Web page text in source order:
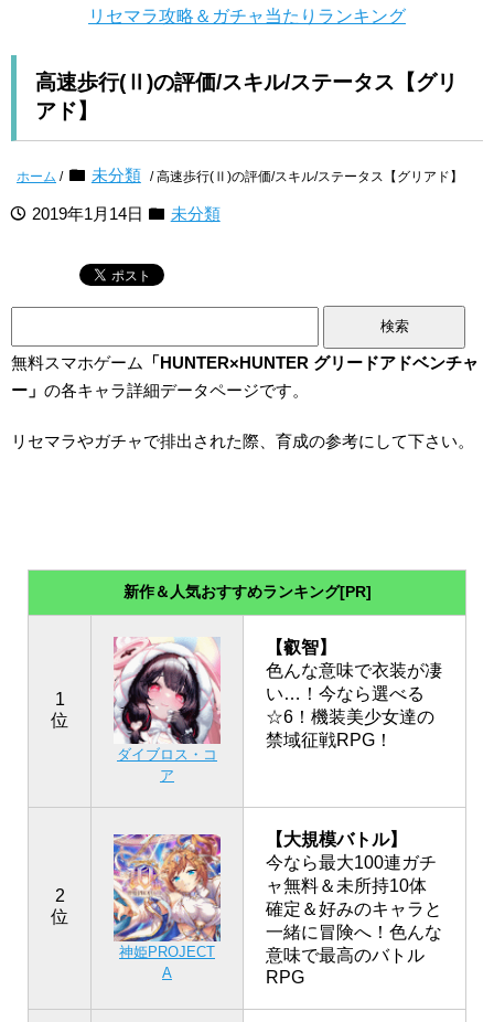
リセマラ攻略＆ガチャ当たりランキング
高速歩行(Ⅱ)の評価/スキル/ステータス【グリ
アド】
ホーム / 未分類 / 高速歩行(Ⅱ)の評価/スキル/ステータス【グリアド】
2019年1月14日 未分類
無料スマホゲーム
「HUNTER×HUNTER グリードアドベンチャ
ー」 の各キャラ詳細データページです。
リセマラやガチャで排出された際、育成の参考にして下さい。
新作＆人気おすすめランキング[PR]
1
位
ダイブロス・コ
ア
【叡智】
色んな意味で衣装が凄
い…！今なら選べる
☆6！機装美少女達の
禁域征戦RPG！
2
位
神姫PROJECT
A
【大規模バトル】
今なら最大100連ガチ
ャ無料＆未所持10体
確定＆好みのキャラと
一緒に冒険へ！色んな
意味で最高のバトル
RPG